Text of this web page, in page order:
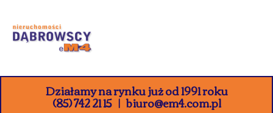
Działamy na rynku już od 1991 roku
(85) 742 21 15 biuro@em4.com.pl